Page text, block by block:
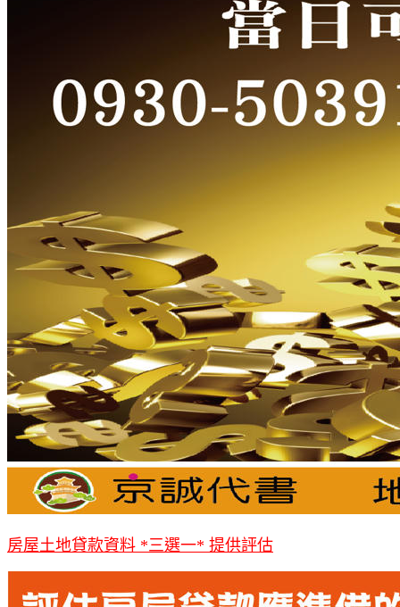
房屋土地貸款資料 *三選一* 提供評估